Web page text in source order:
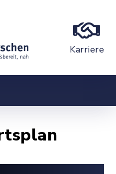
Karriere